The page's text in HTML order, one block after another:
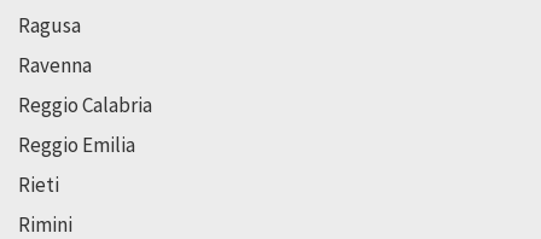
Ragusa
Ravenna
Reggio Calabria
Reggio Emilia
Rieti
Rimini